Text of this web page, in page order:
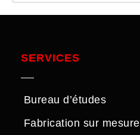
SERVICES
Bureau d’études
Fabrication sur mesure